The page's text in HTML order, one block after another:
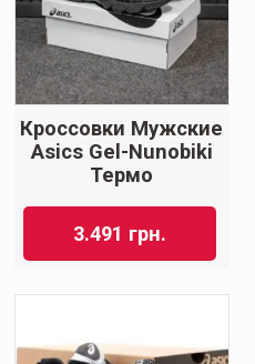
Кроссовки Мужские
Asics Gel-Nunobiki
Термо
3.491 грн.